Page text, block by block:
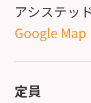
アシステッ
Google Map
定員